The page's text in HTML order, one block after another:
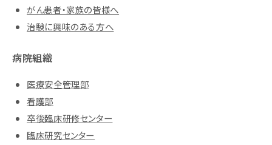
がん患者・家族の皆様へ
治験に興味のある方へ
病院組織
医療安全管理部
看護部
卒後臨床研修センター
臨床研究センター